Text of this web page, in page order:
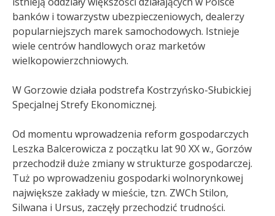
banków i towarzystw ubezpieczeniowych, dealerzy
popularniejszych marek samochodowych. Istnieje
wiele centrów handlowych oraz marketów
wielkopowierzchniowych.
W Gorzowie działa podstrefa Kostrzyńsko-Słubickiej
Specjalnej Strefy Ekonomicznej.
Od momentu wprowadzenia reform gospodarczych
Leszka Balcerowicza z początku lat 90 XX w., Gorzów
przechodził duże zmiany w strukturze gospodarczej.
Tuż po wprowadzeniu gospodarki wolnorynkowej
największe zakłady w mieście, tzn. ZWCh Stilon,
Silwana i Ursus, zaczęły przechodzić trudności.